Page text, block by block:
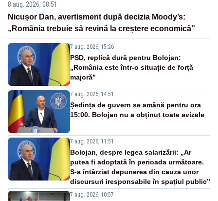
8 aug. 2026, 08:51
Nicușor Dan, avertisment după decizia Moody’s:
„România trebuie să revină la creștere economică”
7 aug. 2026, 15:26
PSD, replică dură pentru Bolojan:
„România este într-o situație de forță
majoră”
7 aug. 2026, 14:51
Ședința de guvern se amână pentru ora
15:00. Bolojan nu a obținut toate avizele
7 aug. 2026, 11:51
Bolojan, despre legea salarizării: „Ar
putea fi adoptată în perioada următoare.
S-a întârziat depunerea din cauza unor
discursuri iresponsabile în spaţiul public”
7 aug. 2026, 10:57